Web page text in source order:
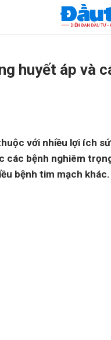
huyết áp và
với nhiều lợi ích
các bệnh nghiêm
bệnh tim mạch khác.